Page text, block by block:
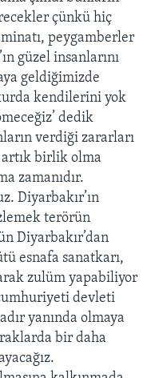
çünkü hiç
peygamberler
güzel insanlarını
geldiğimizde
kendilerini yok
dedik
verdiği zararları
birlik olma
zamanıdır.
Diyarbakır’ın
terörün
Diyarbakır’dan
esnafa sanatkarı,
zulüm yapabiliyor
devleti
yanında olmaya
bir daha